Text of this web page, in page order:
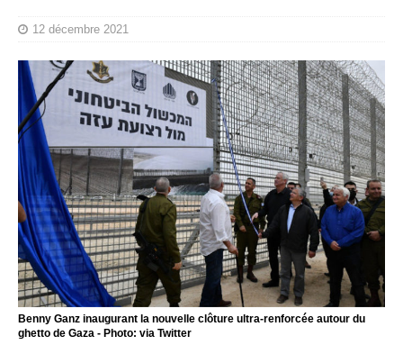
12 décembre 2021
Benny Ganz inaugurant la nouvelle clôture ultra-renforcée autour du
ghetto de Gaza - Photo: via Twitter